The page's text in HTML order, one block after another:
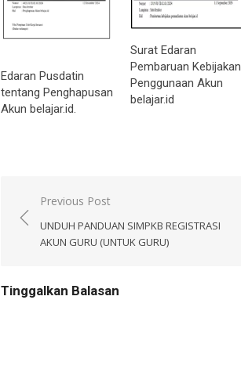
Edaran Pusdatin
tentang Penghapusan
Akun belajar.id.
Surat Edaran
Pembaruan Kebijakan
Penggunaan Akun
belajar.id
Navigasi
pos
Previous Post
UNDUH PANDUAN SIMPKB REGISTRASI
AKUN GURU (UNTUK GURU)
Tinggalkan Balasan